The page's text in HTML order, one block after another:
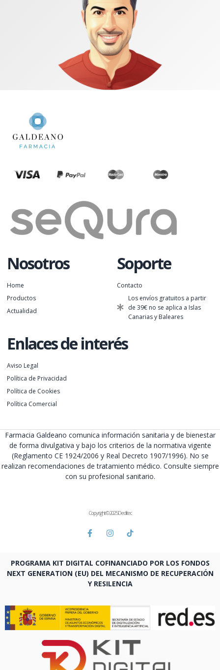
Nosotros
Home
Productos
Actualidad
Soporte
Contacto
Los envíos gratuitos a partir
de 39€ no se aplica a Islas
Canarias y Baleares
Enlaces de interés
Aviso Legal
Política de Privacidad
Política de Cookies
Política Comercial
Farmacia Galdeano comunica información sanitaria y de bienestar
de forma divulgativa y bajo los criterios de la normativa vigente
(Reglamento CE 1924/2006 y Real Decreto 1907/1996). No se
realizan recomendaciones de tratamiento médico. Consulte siempre
con su profesional sanitario.
Copyright © 2025 Deditec
PROGRAMA KIT DIGITAL COFINANCIADO POR LOS FONDOS
NEXT GENERATION (EU) DEL MECANISMO DE RECUPERACIÓN
Y RESILENCIA